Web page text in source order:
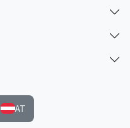
AT